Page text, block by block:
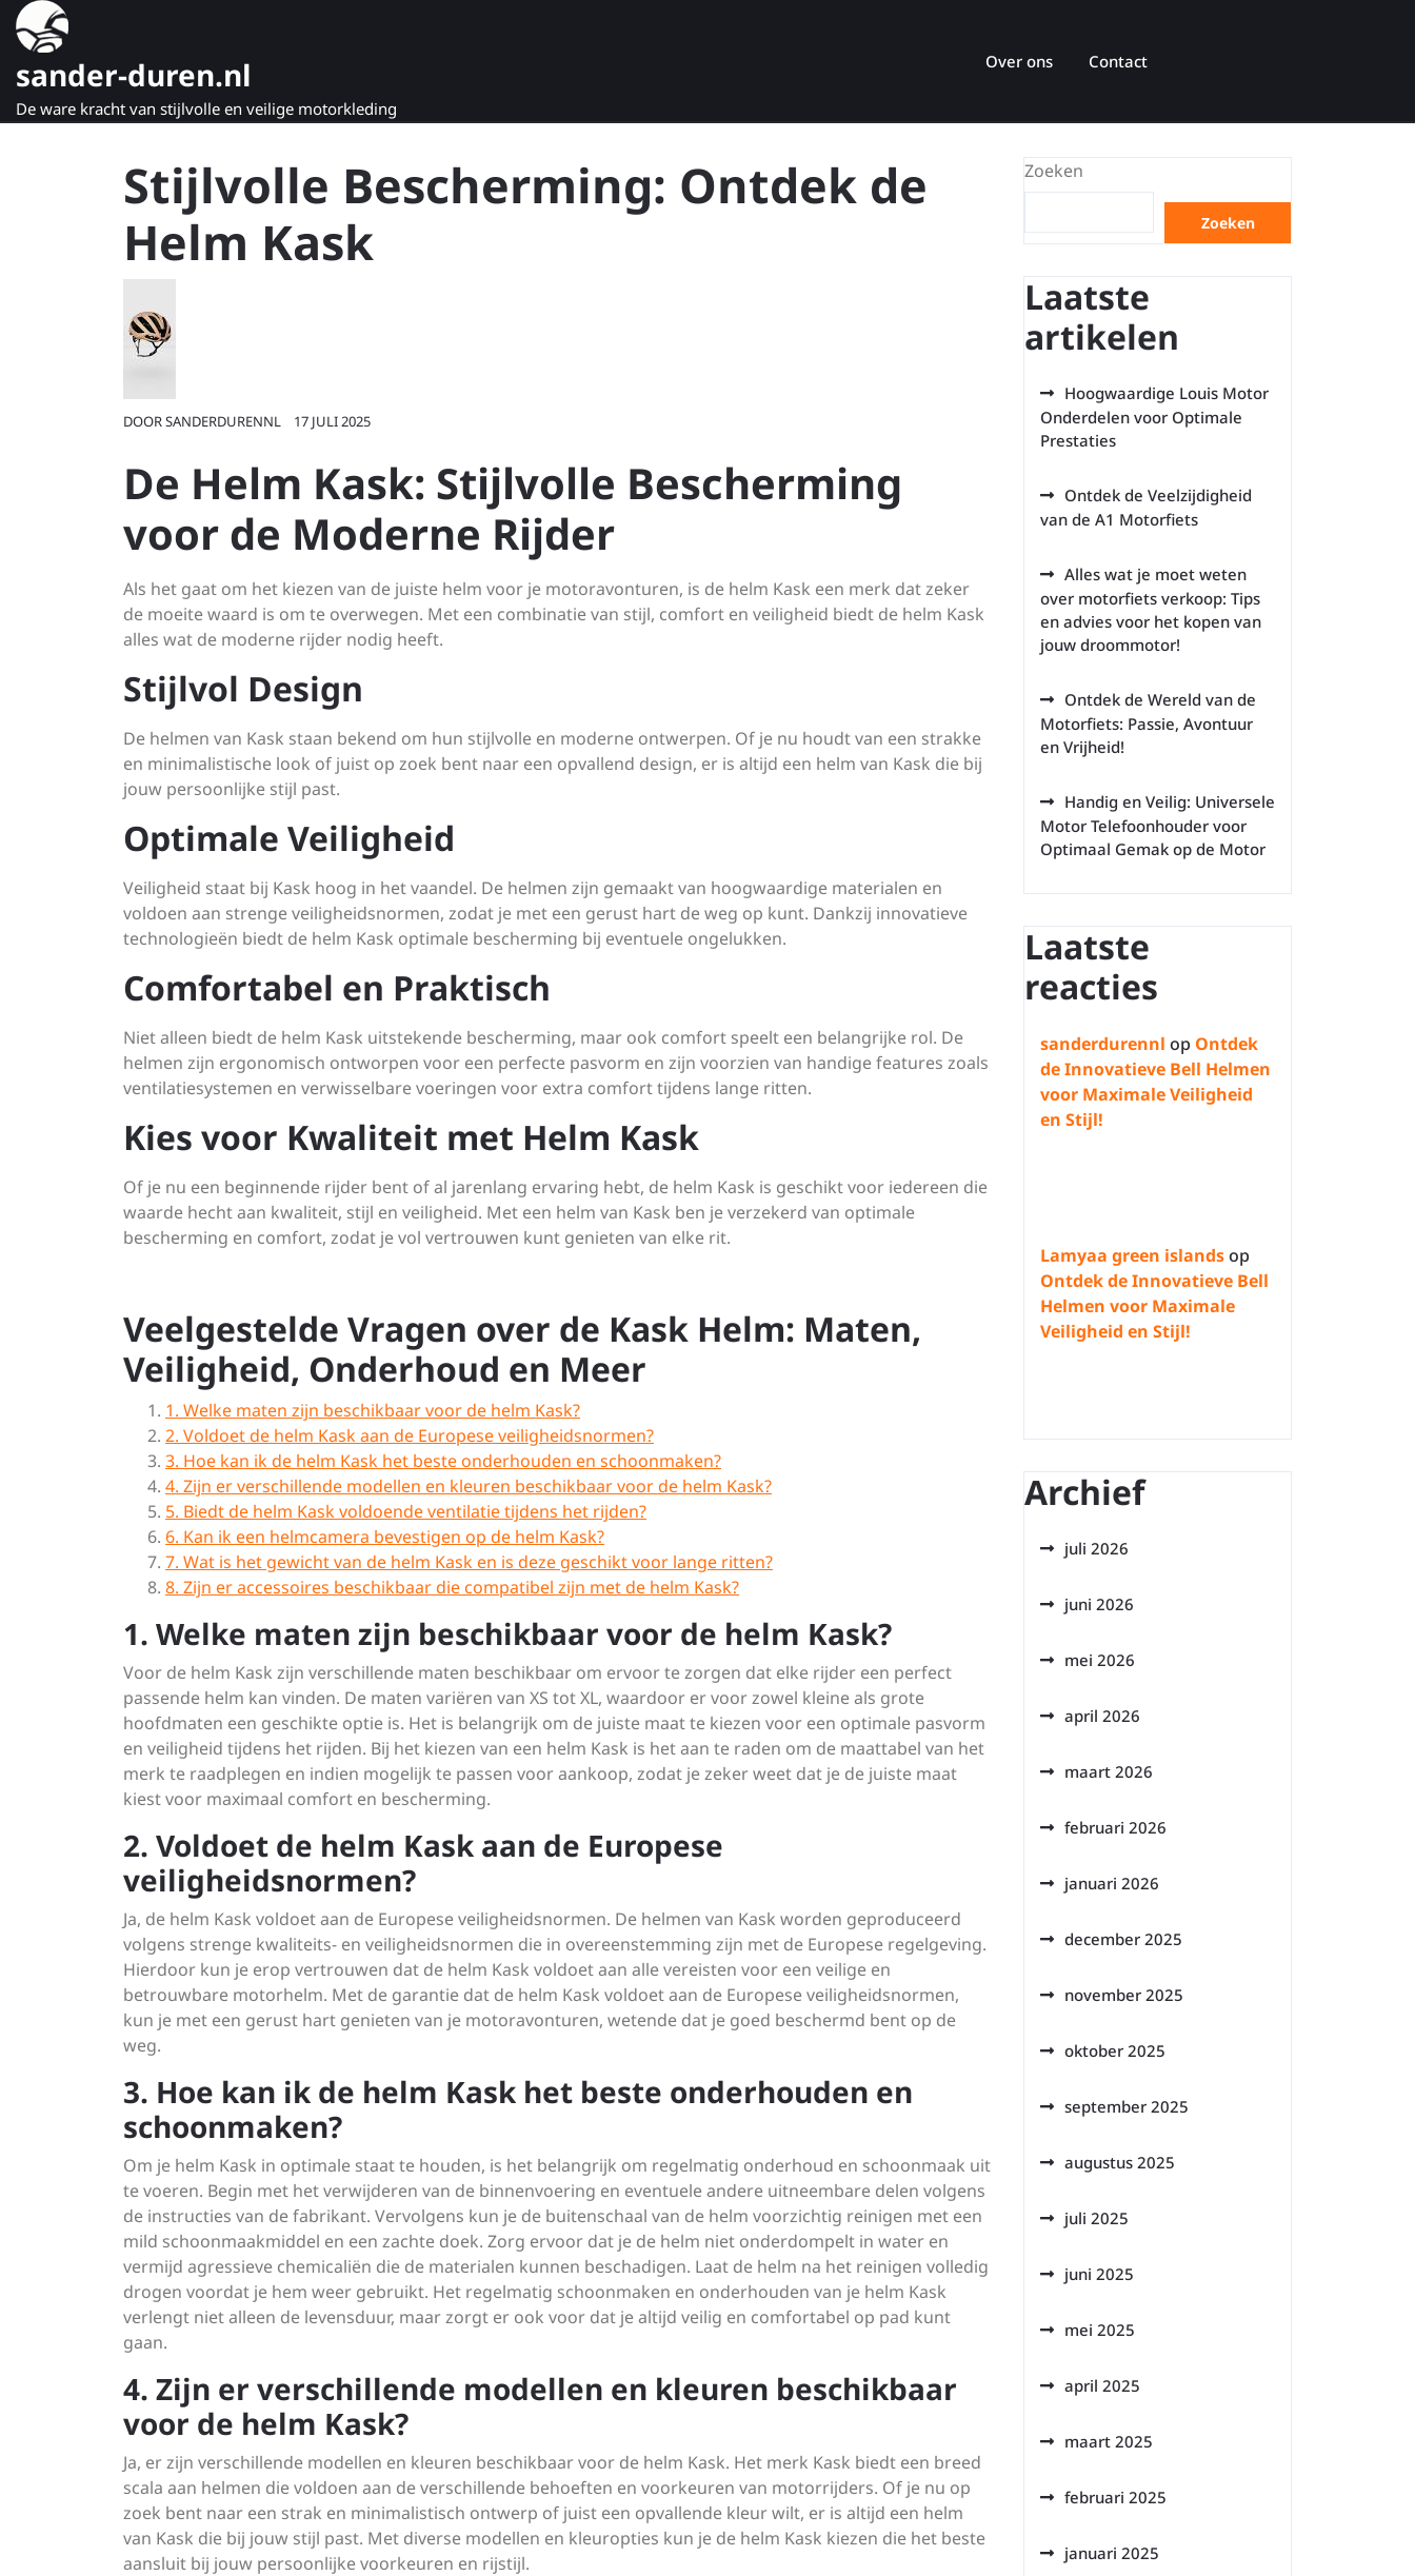
Naar
de
gaansander-duren.nl
De ware kracht van stijlvolle en veilige motorkleding
Over ons Contact
Stijlvolle Bescherming: Ontdek de
Helm Kask
DOORSANDERDURENNL 17 JULI 2025
De Helm Kask: Stijlvolle Bescherming
voor de Moderne Rijder
Als het gaat om het kiezen van de juiste helm voor je motoravonturen, is de helm Kask een merk dat zeker
de moeite waard is om te overwegen. Met een combinatie van stijl, comfort en veiligheid biedt de helm Kask
alles wat de moderne rijder nodig heeft.
Stijlvol Design
De helmen van Kask staan bekend om hun stijlvolle en moderne ontwerpen. Of je nu houdt van een strakke
en minimalistische look of juist op zoek bent naar een opvallend design, er is altijd een helm van Kask die bij
jouw persoonlijke stijl past.
Optimale Veiligheid
Veiligheid staat bij Kask hoog in het vaandel. De helmen zijn gemaakt van hoogwaardige materialen en
voldoen aan strenge veiligheidsnormen, zodat je met een gerust hart de weg op kunt. Dankzij innovatieve
technologieën biedt de helm Kask optimale bescherming bij eventuele ongelukken.
Comfortabel en Praktisch
Niet alleen biedt de helm Kask uitstekende bescherming, maar ook comfort speelt een belangrijke rol. De
helmen zijn ergonomisch ontworpen voor een perfecte pasvorm en zijn voorzien van handige features zoals
ventilatiesystemen en verwisselbare voeringen voor extra comfort tijdens lange ritten.
Kies voor Kwaliteit met Helm Kask
Of je nu een beginnende rijder bent of al jarenlang ervaring hebt, de helm Kask is geschikt voor iedereen die
waarde hecht aan kwaliteit, stijl en veiligheid. Met een helm van Kask ben je verzekerd van optimale
bescherming en comfort, zodat je vol vertrouwen kunt genieten van elke rit.
Veelgestelde Vragen over de Kask Helm: Maten,
Veiligheid, Onderhoud en Meer
1. Welke maten zijn beschikbaar voor de helm Kask?
2. Voldoet de helm Kask aan de Europese veiligheidsnormen?
3. Hoe kan ik de helm Kask het beste onderhouden en schoonmaken?
4. Zijn er verschillende modellen en kleuren beschikbaar voor de helm Kask?
5. Biedt de helm Kask voldoende ventilatie tijdens het rijden?
6. Kan ik een helmcamera bevestigen op de helm Kask?
7. Wat is het gewicht van de helm Kask en is deze geschikt voor lange ritten?
8. Zijn er accessoires beschikbaar die compatibel zijn met de helm Kask?
1. Welke maten zijn beschikbaar voor de helm Kask?
Voor de helm Kask zijn verschillende maten beschikbaar om ervoor te zorgen dat elke rijder een perfect
passende helm kan vinden. De maten variëren van XS tot XL, waardoor er voor zowel kleine als grote
hoofdmaten een geschikte optie is. Het is belangrijk om de juiste maat te kiezen voor een optimale pasvorm
en veiligheid tijdens het rijden. Bij het kiezen van een helm Kask is het aan te raden om de maattabel van het
merk te raadplegen en indien mogelijk te passen voor aankoop, zodat je zeker weet dat je de juiste maat
kiest voor maximaal comfort en bescherming.
2. Voldoet de helm Kask aan de Europese
veiligheidsnormen?
Ja, de helm Kask voldoet aan de Europese veiligheidsnormen. De helmen van Kask worden geproduceerd
volgens strenge kwaliteits- en veiligheidsnormen die in overeenstemming zijn met de Europese regelgeving.
Hierdoor kun je erop vertrouwen dat de helm Kask voldoet aan alle vereisten voor een veilige en
betrouwbare motorhelm. Met de garantie dat de helm Kask voldoet aan de Europese veiligheidsnormen,
kun je met een gerust hart genieten van je motoravonturen, wetende dat je goed beschermd bent op de
weg.
3. Hoe kan ik de helm Kask het beste onderhouden en
schoonmaken?
Om je helm Kask in optimale staat te houden, is het belangrijk om regelmatig onderhoud en schoonmaak uit
te voeren. Begin met het verwijderen van de binnenvoering en eventuele andere uitneembare delen volgens
de instructies van de fabrikant. Vervolgens kun je de buitenschaal van de helm voorzichtig reinigen met een
mild schoonmaakmiddel en een zachte doek. Zorg ervoor dat je de helm niet onderdompelt in water en
vermijd agressieve chemicaliën die de materialen kunnen beschadigen. Laat de helm na het reinigen volledig
drogen voordat je hem weer gebruikt. Het regelmatig schoonmaken en onderhouden van je helm Kask
verlengt niet alleen de levensduur, maar zorgt er ook voor dat je altijd veilig en comfortabel op pad kunt
gaan.
4. Zijn er verschillende modellen en kleuren beschikbaar
voor de helm Kask?
Ja, er zijn verschillende modellen en kleuren beschikbaar voor de helm Kask. Het merk Kask biedt een breed
scala aan helmen die voldoen aan de verschillende behoeften en voorkeuren van motorrijders. Of je nu op
zoek bent naar een strak en minimalistisch ontwerp of juist een opvallende kleur wilt, er is altijd een helm
van Kask die bij jouw stijl past. Met diverse modellen en kleuropties kun je de helm Kask kiezen die het beste
aansluit bij jouw persoonlijke voorkeuren en rijstijl.
Zoeken
Zoeken
Laatste
artikelen
Hoogwaardige Louis Motor
Onderdelen voor Optimale
Prestaties
Ontdek de Veelzijdigheid
van de A1 Motorfiets
Alles wat je moet weten
over motorfiets verkoop: Tips
en advies voor het kopen van
jouw droommotor!
Ontdek de Wereld van de
Motorfiets: Passie, Avontuur
en Vrijheid!
Handig en Veilig: Universele
Motor Telefoonhouder voor
Optimaal Gemak op de Motor
Laatste
reacties
sanderdurennl op Ontdek
de Innovatieve Bell Helmen
voor Maximale Veiligheid
en Stijl!
Lamyaa green islandsop
Ontdek de Innovatieve Bell
Helmen voor Maximale
Veiligheid en Stijl!
Archief
juli 2026
juni 2026
mei 2026
april 2026
maart 2026
februari 2026
januari 2026
december 2025
november 2025
oktober 2025
september 2025
augustus 2025
juli 2025
juni 2025
mei 2025
april 2025
maart 2025
februari 2025
januari 2025